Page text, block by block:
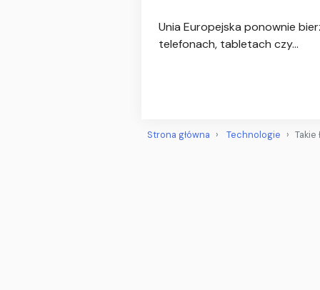
Unia Europejska ponownie
telefonach, tabletach czy…
Strona główna Technologie